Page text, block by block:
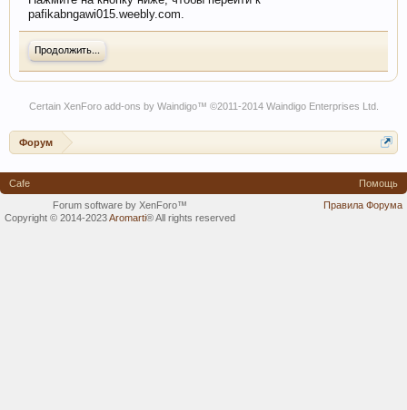
pafikabngawi015.weebly.com.
Продолжить...
Certain XenForo add-ons by Waindigo™ ©2011-2014 Waindigo Enterprises Ltd.
Форум
Cafe
Помощь
Правила Форума
Forum software by XenForo™
Copyright © 2014-2023Aromarti®All rights reserved